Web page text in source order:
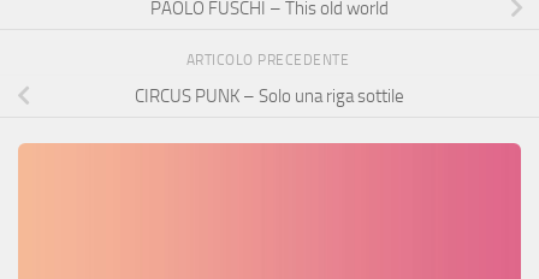
PAOLO FUSCHI – This old world
ARTICOLO PRECEDENTE
CIRCUS PUNK – Solo una riga sottile